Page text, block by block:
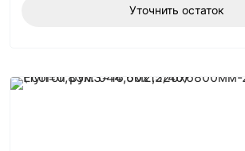
Уточнить остаток